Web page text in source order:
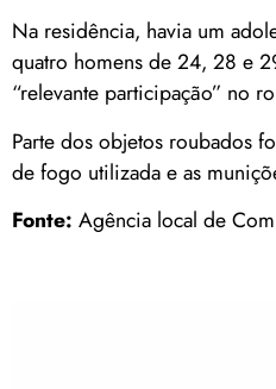
Na residência, havia um
quatro homens de 24, 28 e
“relevante participação” no
Parte dos objetos roubados
de fogo utilizada e as
Fonte: Agência local de